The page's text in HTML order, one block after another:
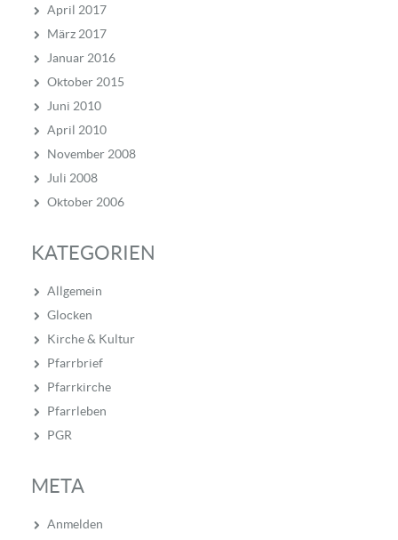
April 2017
März 2017
Januar 2016
Oktober 2015
Juni 2010
April 2010
November 2008
Juli 2008
Oktober 2006
KATEGORIEN
Allgemein
Glocken
Kirche & Kultur
Pfarrbrief
Pfarrkirche
Pfarrleben
PGR
META
Anmelden